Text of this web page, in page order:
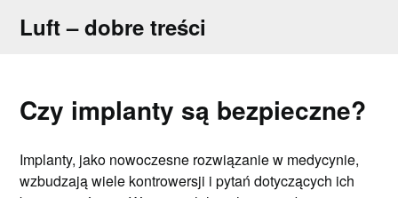
Luft – dobre treści
Czy implanty są bezpieczne?
Implanty, jako nowoczesne rozwiązanie w medycynie,
wzbudzają wiele kontrowersji i pytań dotyczących ich